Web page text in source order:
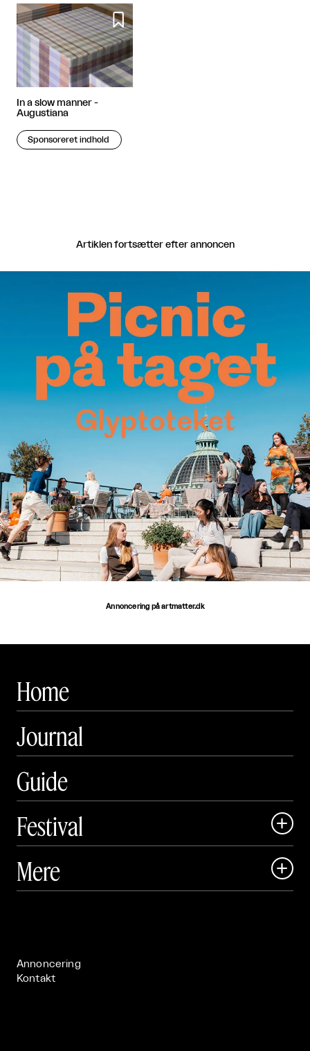

In a slow manner -
Augustiana
Sponsoreret indhold
Artiklen fortsætter efter annoncen
Annoncering på artmatter.dk
Home
Journal
Guide
Festival

 Art Matter Festival
Mere 
Annoncering
Kontakt